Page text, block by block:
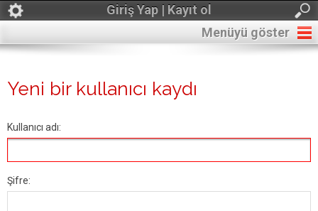
Giriş Yap | Kayıt ol
Menüyü göster
Yeni bir kullanıcı kaydı
Kullanıcı adı:
Şifre: